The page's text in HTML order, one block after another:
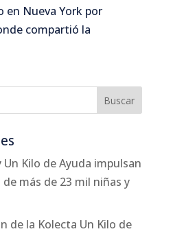
en Nueva York por
compartió la
Kilo de Ayuda impulsan
más de 23 mil niñas y
de la Kolecta Un Kilo de